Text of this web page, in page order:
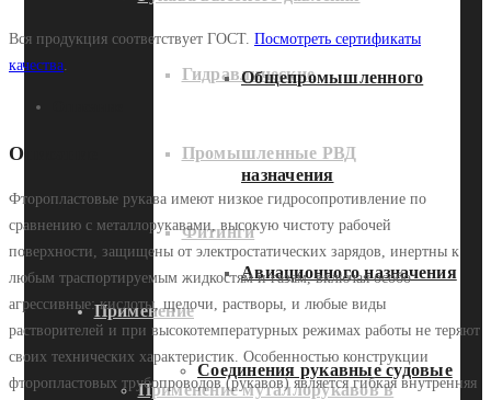
Гидравлические
Промышленные РВД
Фитинги
Применение
Применение муталлорукавов в
Общепромышленного
назначения
Авиационного назначения
Соединения рукавные судовые
Вся продукция соответствует ГОСТ. Посмотреть сертификаты
качества.
Описание
Фторопластовые рукава имеют низкое гидросопротивление по
сравнению с металлорукавами, высокую чистоту рабочей
поверхности, защищены от электростатических зарядов, инертны к
любым траспортируемым жидкостям и газам, включая особо
агрессивные: кислоты, щелочи, растворы, и любые виды
растворителей и при высокотемпературных режимах работы не теряют
своих технических характеристик. Особенностью конструкции
фторопластовых трубопроводов (рукавов) является гибкая внутренняя